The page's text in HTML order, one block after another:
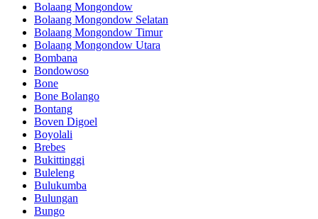
Bolaang Mongondow
Bolaang Mongondow Selatan
Bolaang Mongondow Timur
Bolaang Mongondow Utara
Bombana
Bondowoso
Bone
Bone Bolango
Bontang
Boven Digoel
Boyolali
Brebes
Bukittinggi
Buleleng
Bulukumba
Bulungan
Bungo